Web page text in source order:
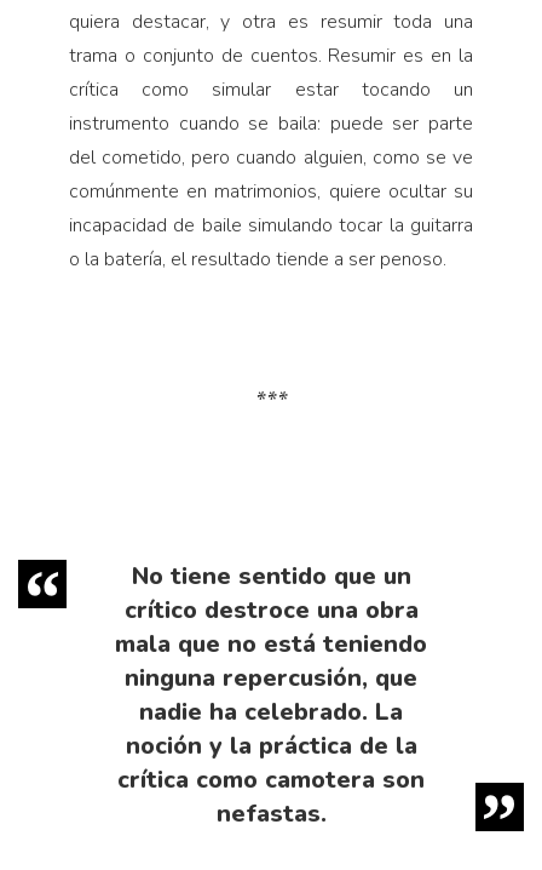
quiera destacar, y otra es resumir toda una
trama o conjunto de cuentos. Resumir es en la
crítica como simular estar tocando un
instrumento cuando se baila: puede ser parte
del cometido, pero cuando alguien, como se ve
comúnmente en matrimonios, quiere ocultar su
incapacidad de baile simulando tocar la guitarra
o la batería, el resultado tiende a ser penoso.
***
No tiene sentido que un
crítico destroce una obra
mala que no está teniendo
ninguna repercusión, que
nadie ha celebrado. La
noción y la práctica de la
crítica como camotera son
nefastas.